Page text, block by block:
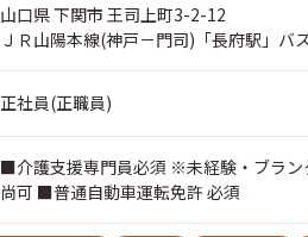
山口県 下関市 王司上町3-2-12
ＪＲ山陽本線(神戸－門司)「長府駅」バ
正社員(正職員)
■介護支援専門員必須 ※未経験・ブラ
尚可 ■普通自動車運転免許 必須